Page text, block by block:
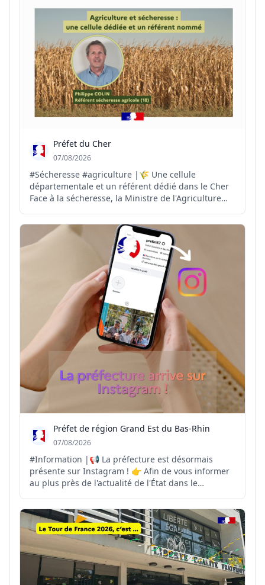
par les agriculteurs varois vont permettre de...
Préfet du Cher
07/08/2026
#Sécheresse #agriculture |🌾 Une cellule
départementale et un référent dédié dans le Cher
Face à la sécheresse, la Ministre de l'Agriculture
sécheresse et la désignation d'un référent dans
chaque département. 📝 Dans le Cher, Philippe
COLIN est nomm...
Préfet de région Grand Est du Bas-Rhin
07/08/2026
#Information |📢 La préfecture est désormais
présente sur Instagram ! 👉 Afin de vous informer
au plus près de l'actualité de l'État dans le
compte Instagram. Vous y retrouverez : 🔹 les
principales actualités de la préfecture 🔹 les
actions condui...